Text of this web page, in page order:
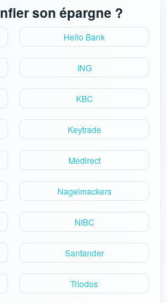
son épargne ?
Hello Bank
ING
KBC
Keytrade
Medirect
Nagelmackers
NIBC
Santander
Triodos